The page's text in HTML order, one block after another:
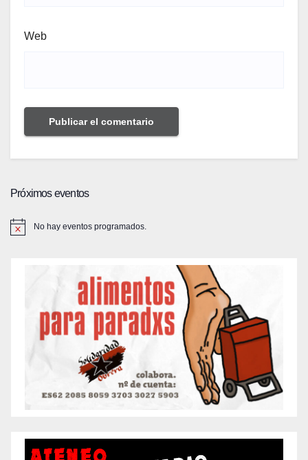
Web
Próximos eventos
No hay eventos programados.